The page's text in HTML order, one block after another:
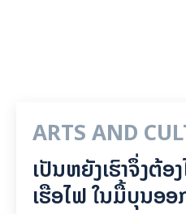
ARTS AND
ເປັນ​ຫຍັງ​ເຮົາ​ຈຶ່ງ​ຕ້ອ
ເຮືອ​ໄຟ ໃນ​ມື້​​ບຸນ​ອ